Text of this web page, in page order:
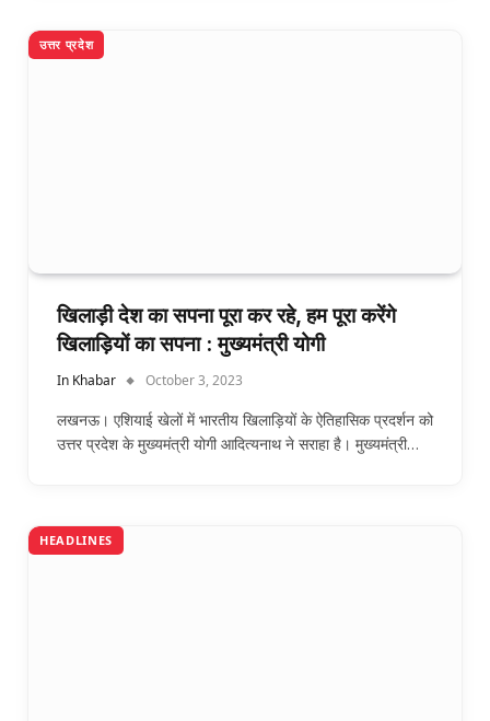
उत्तर प्रदेश
खिलाड़ी देश का सपना पूरा कर रहे, हम पूरा करेंगे
खिलाड़ियों का सपना : मुख्यमंत्री योगी
In Khabar October 3, 2023
लखनऊ। एशियाई खेलों में भारतीय खिलाड़ियों के ऐतिहासिक प्रदर्शन को
उत्तर प्रदेश के मुख्यमंत्री योगी आदित्यनाथ ने सराहा है। मुख्यमंत्री…
HEADLINES